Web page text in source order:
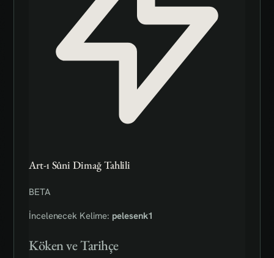
Art-ı Sûni Dimağ Tahlili
BETA
İncelenecek Kelime: pelesenk1
Köken ve Tarihçe